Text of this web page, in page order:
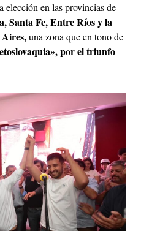
elección en las provincias de
Santa Fe, Entre Ríos y la
una zona que en tono de
por el triunfo